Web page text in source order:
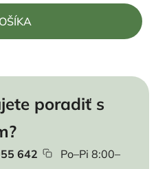
poradiť s
642
Po–Pi 8:00–